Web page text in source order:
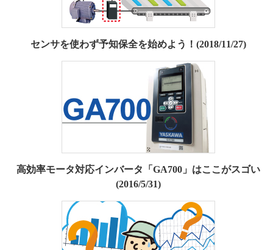
センサを使わず予知保全を始めよう！(2018/11/27)
高効率モータ対応インバータ「GA700」はここがスゴい
(2016/5/31)